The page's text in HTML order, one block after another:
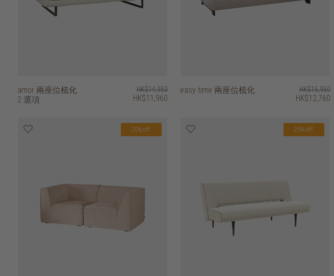
amor 兩座位梳化
2 選項
HK$14,950
HK$11,960
easy time 兩座位梳化 HK$15,950
HK$12,760
20% off 25% off